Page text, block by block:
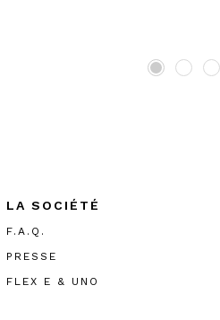
LA SOCIÉTÉ
F.A.Q.
PRESSE
FLEX E & UNO